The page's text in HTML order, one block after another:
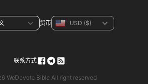
货币
联系方式
WeDevote Bible All right reserved